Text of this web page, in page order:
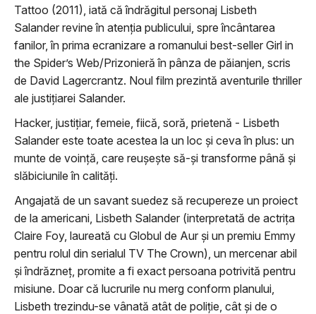
Tattoo (2011), iată că îndrăgitul personaj Lisbeth
Salander revine în atenția publicului, spre încântarea
fanilor, în prima ecranizare a romanului best-seller Girl in
the Spider’s Web/Prizonieră în pânza de păianjen, scris
de David Lagercrantz. Noul film prezintă aventurile thriller
ale justițiarei Salander.
Hacker, justițiar, femeie, fiică, soră, prietenă - Lisbeth
Salander este toate acestea la un loc și ceva în plus: un
munte de voință, care reușește să-și transforme până și
slăbiciunile în calități.
Angajată de un savant suedez să recupereze un proiect
de la americani, Lisbeth Salander (interpretată de actrița
Claire Foy, laureată cu Globul de Aur și un premiu Emmy
pentru rolul din serialul TV The Crown), un mercenar abil
și îndrăzneț, promite a fi exact persoana potrivită pentru
misiune. Doar că lucrurile nu merg conform planului,
Lisbeth trezindu-se vânată atât de poliție, cât și de o